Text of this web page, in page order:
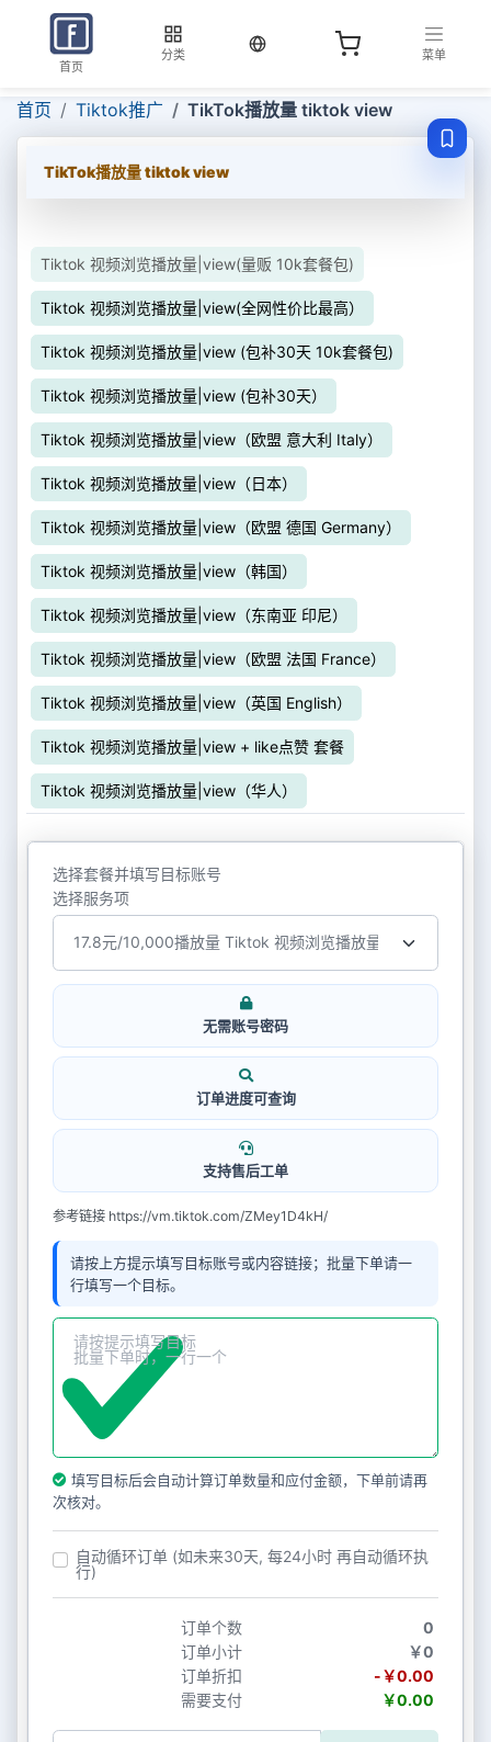
首页
分类
当前语言：中文
菜单
首页 Tiktok推广 TikTok播放量 tiktok view
TikTok播放量 tiktok view
Tiktok 视频浏览播放量|view(量贩 10k套餐包)
Tiktok 视频浏览播放量|view(全网性价比最高）
Tiktok 视频浏览播放量|view (包补30天 10k套餐包)
Tiktok 视频浏览播放量|view (包补30天）
Tiktok 视频浏览播放量|view（欧盟 意大利 Italy）
Tiktok 视频浏览播放量|view（日本）
Tiktok 视频浏览播放量|view（欧盟 德国 Germany）
Tiktok 视频浏览播放量|view（韩国）
Tiktok 视频浏览播放量|view（东南亚 印尼）
Tiktok 视频浏览播放量|view（欧盟 法国 France）
Tiktok 视频浏览播放量|view（英国 English）
Tiktok 视频浏览播放量|view + like点赞 套餐
Tiktok 视频浏览播放量|view（华人）
选择套餐并填写目标账号
选择服务项
无需账号密码
订单进度可查询
支持售后工单
参考链接 https://vm.tiktok.com/ZMey1D4kH/
请按上方提示填写目标账号或内容链接；批量下单请一
行填写一个目标。
填写目标后会自动计算订单数量和应付金额，下单前请再
次核对。
自动循环订单 (如未来30天, 每24小时 再自动循环执
行)
订单个数
0
订单小计
￥0
订单折扣
-￥0.00
需要支付
￥0.00